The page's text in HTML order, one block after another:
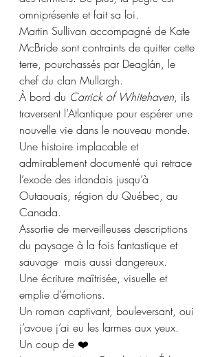
omniprésente et fait sa loi.
Martin Sullivan accompagné de Kate
McBride sont contraints de quitter cette
terre, pourchassés par Deaglán, le
chef du clan Mullargh.
À bord du Carrick of Whitehaven, ils
traversent l’Atlantique pour espérer une
nouvelle vie dans le nouveau monde.
Une histoire implacable et
admirablement documenté qui retrace
l’exode des irlandais jusqu’à
Outaouais, région du Québec, au
Canada.
Assortie de merveilleuses descriptions
du paysage à la fois fantastique et
sauvage  mais aussi dangereux.
Une écriture maîtrisée, visuelle et
emplie d’émotions.
Un roman captivant, bouleversant, oui
j’avoue j’ai eu les larmes aux yeux.
Un coup de ❤️